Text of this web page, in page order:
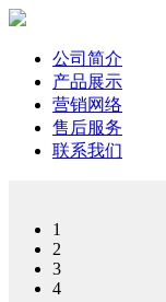
公司简介
产品展示
营销网络
售后服务
联系我们
1
2
3
4